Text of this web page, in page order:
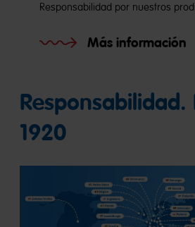
Responsabilidad por nuestros
Más información
Responsabilidad.
1920